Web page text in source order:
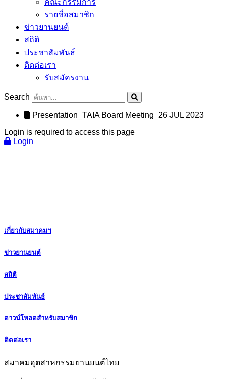
คณะกรรมการ
รายชื่อสมาชิก
ข่าวยานยนต์
สถิติ
ประชาสัมพันธ์
ติดต่อเรา
รับสมัครงาน
Search
Presentation_TAIA Board Meeting_26 JUL 2023
Login is required to access this page
Login
เกี่ยวกับสมาคมฯ
ข่าวยานยนต์
สถิติ
ประชาสัมพันธ์
ดาวน์โหลดสำหรับสมาชิก
ติดต่อเรา
สมาคมอุตสาหกรรมยานยนต์ไทย